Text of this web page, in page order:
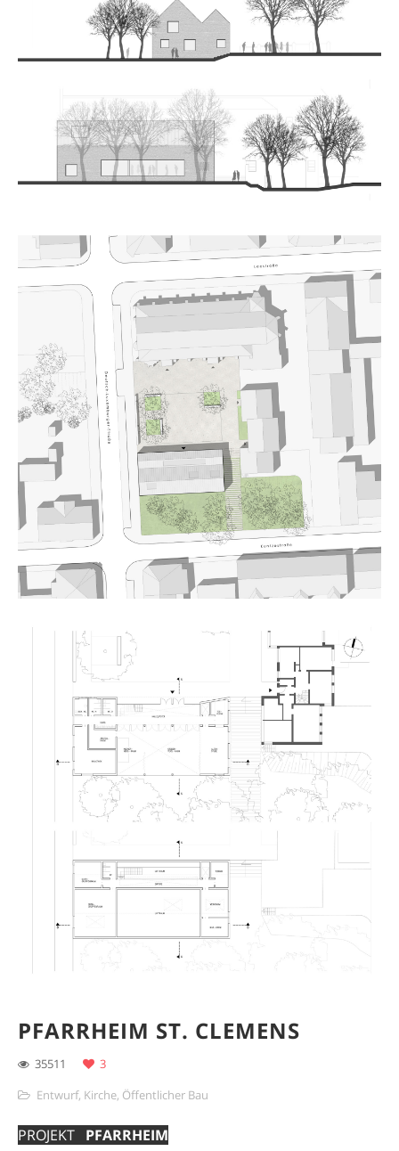
PFARRHEIM ST. CLEMENS
35511
3
Entwurf, Kirche, Öffentlicher Bau
PROJEKT PFARRHEIM